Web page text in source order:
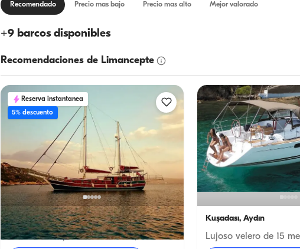
Recomendado Precio mas bajo Precio mas alto Mejor valorado
+9 barcos disponibles
Recomendaciones de Limancepte
Reserva instantanea
5% descuento
Kuşadası, Aydın Barco nuevo
Descubre Kuşadası: Gulet 21m, mar azul, experiencias únicas
Kuşadası, Aydın